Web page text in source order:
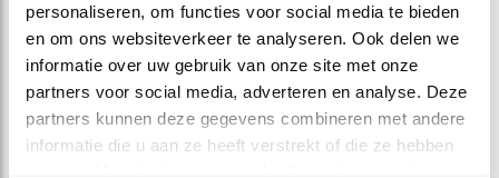
personaliseren, om functies voor social media te bieden
en om ons websiteverkeer te analyseren. Ook delen we
informatie over uw gebruik van onze site met onze
partners voor social media, adverteren en analyse. Deze
partners kunnen deze gegevens combineren met andere
informatie die u aan ze heeft verstrekt of die ze hebben
DEEL DIT FILMPJE